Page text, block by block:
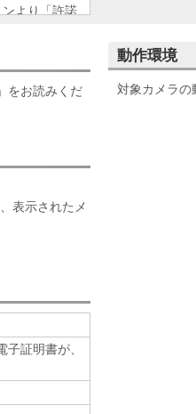
より「許諾
ルを行わな
ライセンサ
に譲渡また
ノンのライ
ワークカメ
（「使用」
ること、ア
むものとし
１コピー複
をお読みくだ
表示されたメ
証明書が、
動作環境
対象カメラの